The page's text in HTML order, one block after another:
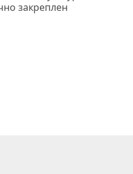
закреплен